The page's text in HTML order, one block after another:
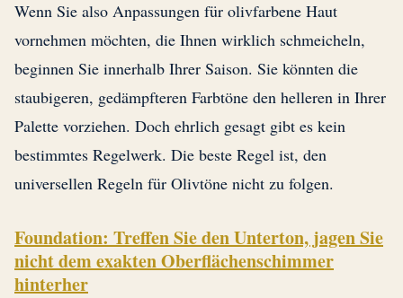
Wenn Sie also Anpassungen für olivfarbene Haut
vornehmen möchten, die Ihnen wirklich schmeicheln,
beginnen Sie innerhalb Ihrer Saison. Sie könnten die
staubigeren, gedämpfteren Farbtöne den helleren in Ihrer
Palette vorziehen. Doch ehrlich gesagt gibt es kein
bestimmtes Regelwerk. Die beste Regel ist, den
universellen Regeln für Olivtöne nicht zu folgen.
Foundation: Treffen Sie den Unterton, jagen Sie
nicht dem exakten Oberflächenschimmer
hinterher